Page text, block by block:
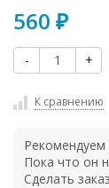
560 ₽
- +
К сравнению
Рекомендуем
Пока что он
Сделать